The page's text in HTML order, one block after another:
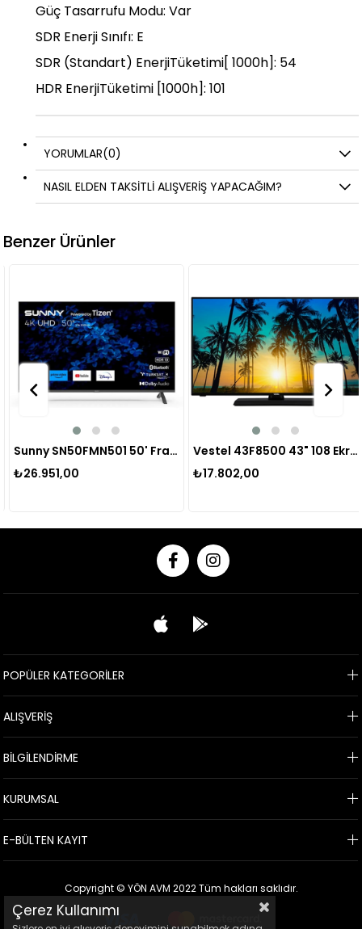
Güç Tasarrufu Modu: Var
SDR Enerji Sınıfı: E
SDR (Standart) EnerjiTüketimi[ 1000h]: 54
HDR EnerjiTüketimi [1000h]: 101
YORUMLAR(0)
NASIL ELDEN TAKSİTLİ ALIŞVERİŞ YAPACAĞIM?
Benzer Ürünler
Sunny SN50FMN501 50' Frameless 4K UHD Tizen TV
₺26.951,00
Vestel 43F8500 43" 108 Ekran Uydu Alıcılı FullHD LED TV
₺17.802,00
POPÜLER KATEGORİLER
ALIŞVERİŞ
BİLGİLENDİRME
KURUMSAL
E-BÜLTEN KAYIT
Copyright © YÖN AVM 2022 Tüm hakları saklıdır.
Çerez Kullanımı